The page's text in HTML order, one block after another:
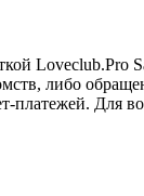
Loveclub.Pro
либо
платежей. Для